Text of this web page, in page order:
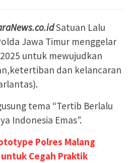
Satuan Lalu
Jawa Timur menggelar
untuk mewujudkan
dan kelancaran
tema “Tertib Berlalu
Indonesia Emas”.
Polres Malang
Cegah Praktik